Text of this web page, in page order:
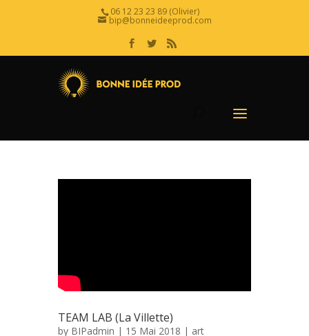
06 12 23 23 89 (Olivier)
bip@bonneideeprod.com
TEAM LAB (La Villette)
by BIPadmin | 15 Mai 2018 | art